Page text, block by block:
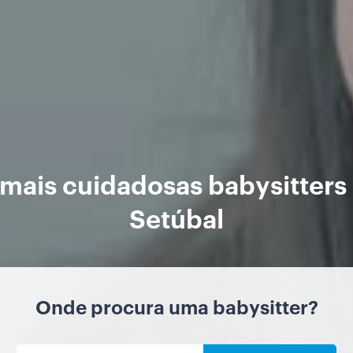
cuidadosas babysitters
Setúbal
Onde procura uma babysitter?